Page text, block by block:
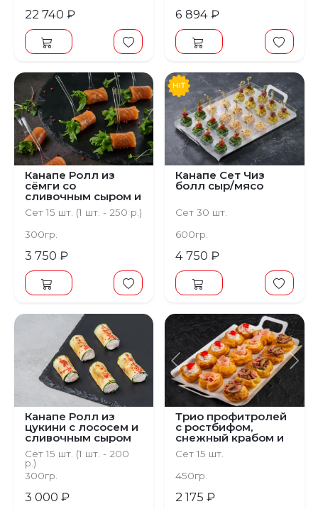
22 740 ₽ 6 894 ₽
Канапе Ролл из
сёмги со
сливочным сыром и
рукколой
Сет 15 шт. (1 шт. - 250 р.)
300гр.
3 750 ₽
Канапе Сет Чиз
болл сыр/мясо
Сет 30 шт.
600гр.
4 750 ₽
Канапе Ролл из
цукини с лососем и
сливочным сыром
Сет 15 шт. (1 шт. - 200
р.)
300гр.
3 000 ₽
Предыдущий
Трио профитролей
с ростбифом,
снежный крабом и
ветчиной
Сет 15 шт.
450гр.
2 175 ₽